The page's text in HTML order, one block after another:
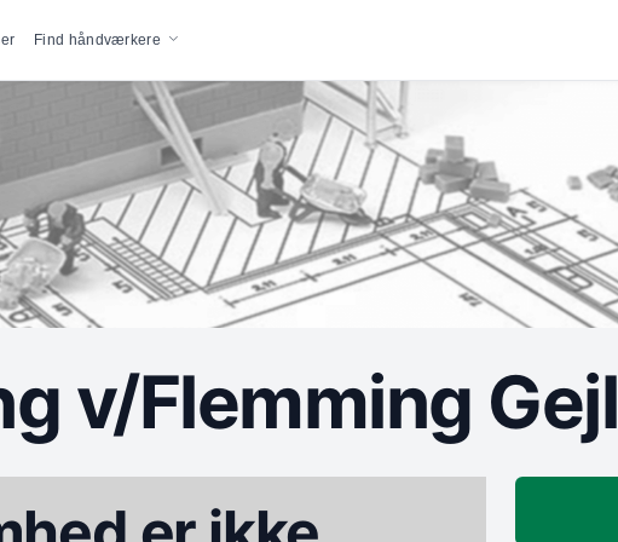
Find håndværkere
v/Flemming Gejl